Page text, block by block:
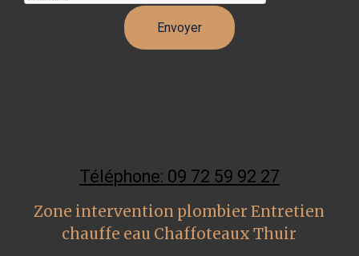
Téléphone: 09 72 59 92 27
Zone intervention plombier Entretien
chauffe eau Chaffoteaux Thuir